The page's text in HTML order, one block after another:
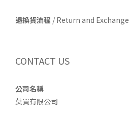
退換貨流程 / Return and Exchange
CONTACT US
公司名稱
莫買有限公司